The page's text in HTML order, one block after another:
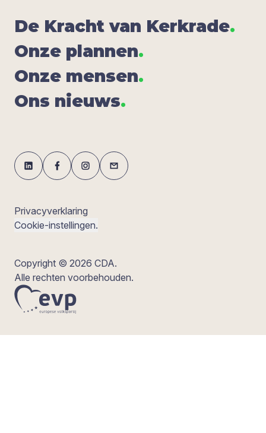
De Kracht van Kerk­ra­de.
Onze plan­nen.
Onze men­sen.
Ons nieuws.
Privacyverklaring
Cookie-instellingen.
Copyright © 2026 CDA.
Alle rechten voorbehouden.